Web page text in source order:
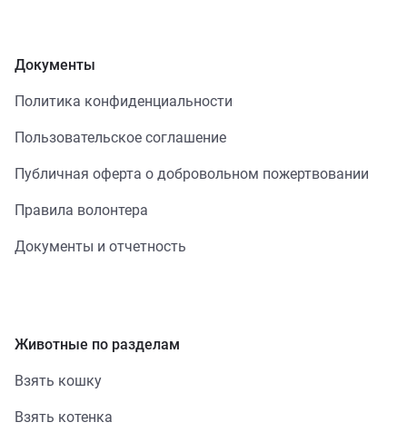
Документы
Политика конфиденциальности
Пользовательское соглашение
Публичная оферта о добровольном пожертвовании
Правила волонтера
Документы и отчетность
Животные по разделам
Взять кошку
Взять котенка